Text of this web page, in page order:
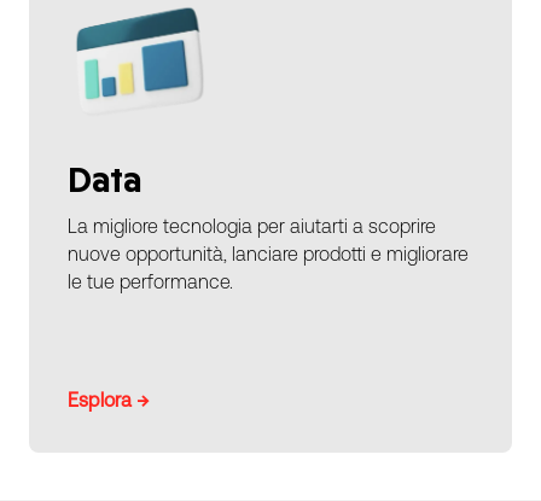
Data
La migliore tecnologia per aiutarti a scoprire
nuove opportunità, lanciare prodotti e migliorare
le tue performance.
Esplora →